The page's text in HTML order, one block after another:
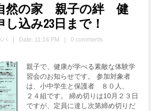
然の家 親子の絆 健
込み23日まで！
パ Date: 11:14 PM
0 comments
親子で、健康が学べる素敵な体験学
習会のお知らせです。 参加対象者
は、小中学生と保護者 ８０人、
２４組です。 締め切りは10月２３日
ですが、定員に達し次第締め切りだ